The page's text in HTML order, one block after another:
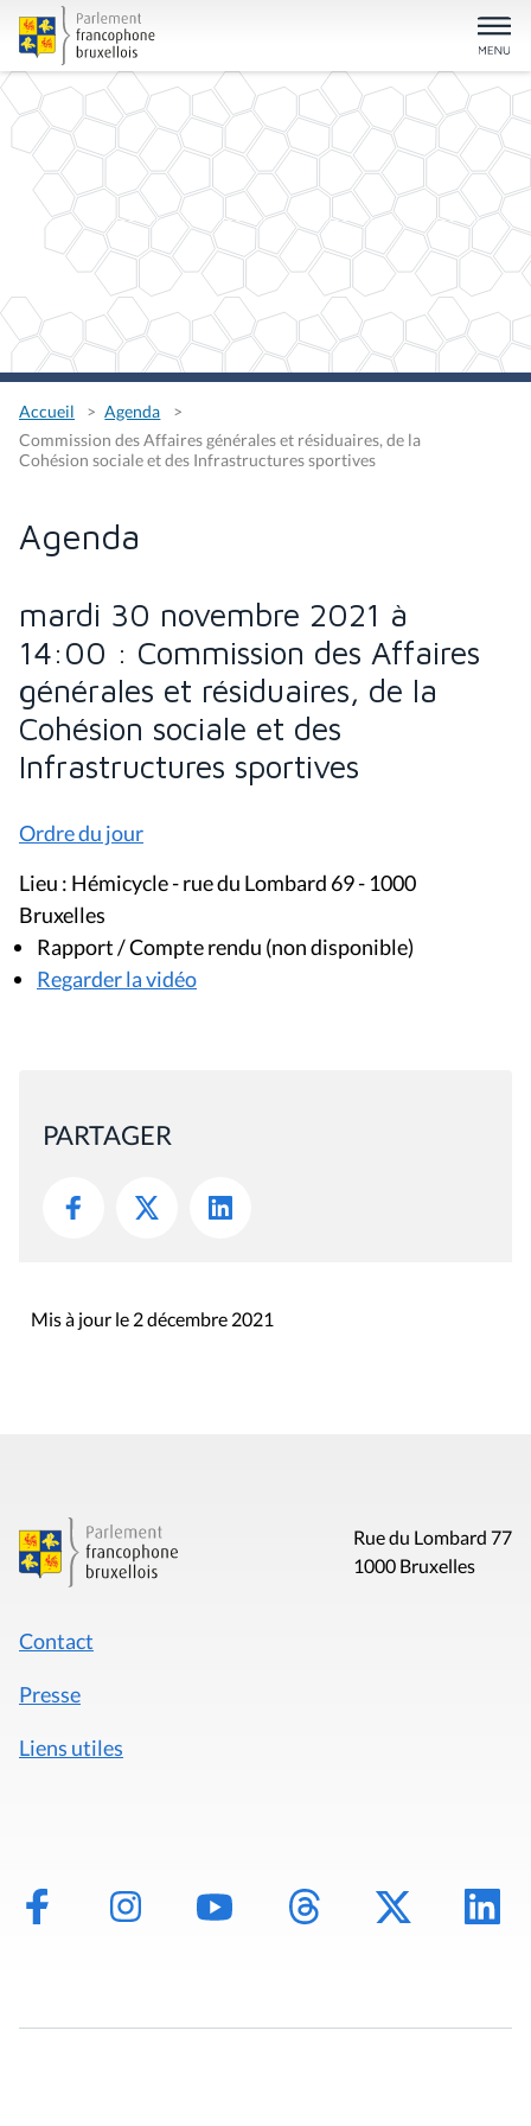
Accueil
Agenda
Commission des Affaires générales et résiduaires, de la
Cohésion sociale et des Infrastructures sportives
Agenda
mardi 30 novembre 2021 à
14:00 : Commission des Affaires
générales et résiduaires, de la
Cohésion sociale et des
Infrastructures sportives
Ordre du jour
Lieu : Hémicycle - rue du Lombard 69 - 1000
Bruxelles
Rapport / Compte rendu (non disponible)
Regarder la vidéo
PARTAGER
Mis à jour le 2 décembre 2021
Rue du Lombard 77
1000 Bruxelles
Contact
Presse
Liens utiles